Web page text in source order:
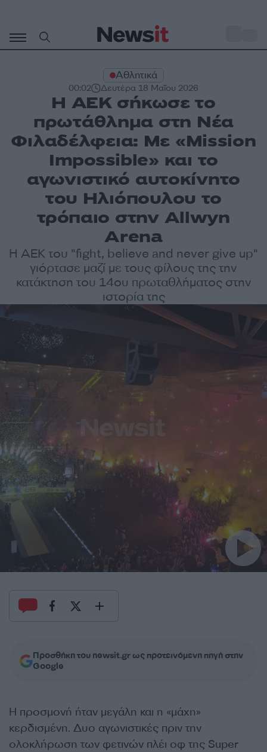
περιεχόμενο
Αθλητικά
00:02 Δευτέρα 18 Μαΐου 2026
Η ΑΕΚ σήκωσε το
πρωτάθλημα στη Νέα
Φιλαδέλφεια: Με «Mission
Impossible» και το
αγωνιστικό αυτοκίνητο
του Ηλιόπουλου το
τρόπαιο στην Allwyn
Arena
Η ΑΕΚ του "fight, believe and never give up"
γιόρτασε μαζί με τους φίλους της την
κατάκτηση του 14ου πρωταθλήματος στην
ιστορία της
Προσθήκη του newsit.gr ως προτεινόμενη πηγή στην
Google
Η προσμονή ήταν μεγάλη και η «μάχη»
κερδισμένη. Δυο αγωνιστικές πριν την
ολοκλήρωση των φετινών πλέι οφ της Super